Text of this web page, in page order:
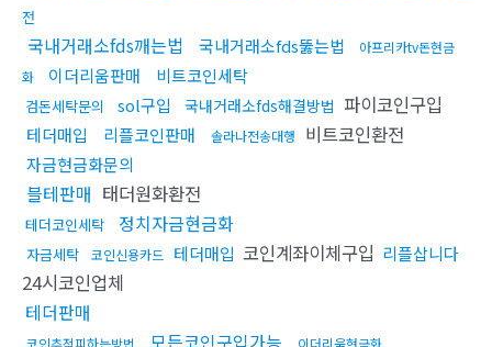
전
국내거래소fds깨는법 국내거래소fds뚫는법
아프리카tv돈현금
화
이더리움판매 비트코인세탁
검돈세탁문의 sol구입 국내거래소fds해결방법 파이코인구입
테더매입 리플코인판매 솔라나전송대행 비트코인환전
자금현금화문의
블테판매 태더원화환전
테더코인세탁 정치자금현금화
자금세탁 코인신용카드 테더매입 코인계좌이체구입 리플삽니다
24시코인업체
테더판매